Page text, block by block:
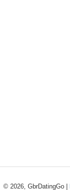
© 2026, GbrDatingGo |